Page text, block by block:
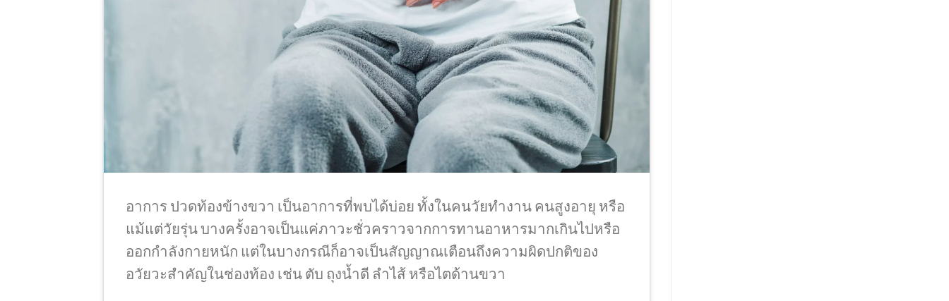
อาการ ปวดท้องข้างขวา เป็นอาการที่พบได้บ่อย ทั้งในคนวัยทำงาน คนสูงอายุ หรือ
แม้แต่วัยรุ่น บางครั้งอาจเป็นแค่ภาวะชั่วคราวจากการทานอาหารมากเกินไปหรือ
ออกกำลังกายหนัก แต่ในบางกรณีก็อาจเป็นสัญญาณเตือนถึงความผิดปกติของ
อวัยวะสำคัญในช่องท้อง เช่น ตับ ถุงน้ำดี ลำไส้ หรือไตด้านขวา